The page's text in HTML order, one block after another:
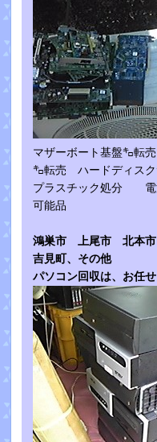
マザーボート基盤㌔
㌔転売 ハードディス
プラスチック処分 電
可能品
鴻巣市 上尾市 北本
吉見町、その他
パソコン回収は、お任